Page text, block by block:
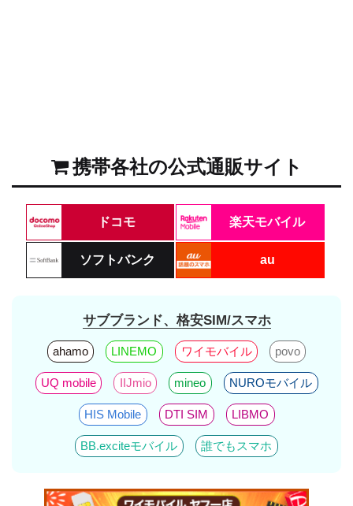
携帯各社の公式通販サイト
ドコモ 楽天モバイル
ソフトバンク au
サブブランド、格安SIM/スマホ
ahamo LINEMO ワイモバイル povo
UQ mobile IIJmio mineo NUROモバイル
HIS Mobile DTI SIM LIBMO
BB.exciteモバイル 誰でもスマホ